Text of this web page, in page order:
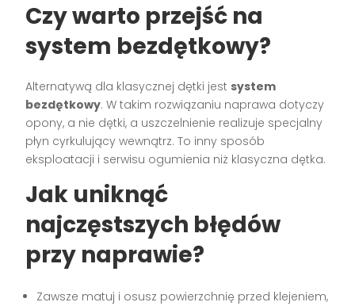
Czy warto przejść na
system bezdętkowy?
Alternatywą dla klasycznej dętki jest system
bezdętkowy. W takim rozwiązaniu naprawa dotyczy
opony, a nie dętki, a uszczelnienie realizuje specjalny
płyn cyrkulujący wewnątrz. To inny sposób
eksploatacji i serwisu ogumienia niż klasyczna dętka.
Jak uniknąć
najczęstszych błędów
przy naprawie?
Zawsze matuj i osusz powierzchnię przed klejeniem,